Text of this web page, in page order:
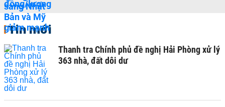
Tin mới
Thanh tra Chính phủ đề nghị Hải Phòng xử lý
363 nhà, đất dôi dư